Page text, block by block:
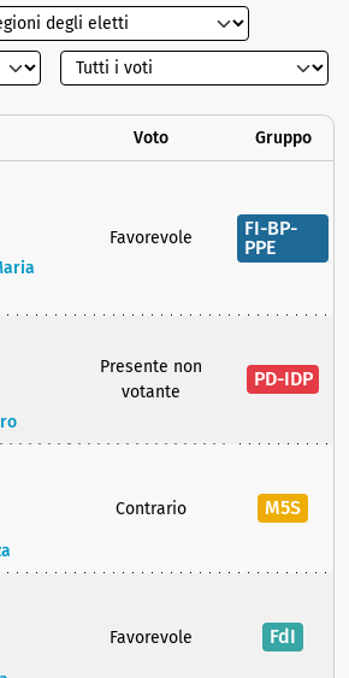
Voto Gruppo
Favorevole
FI-BP-
PPE
Presente non
votante
PD-IDP
Contrario M5S
Favorevole FdI